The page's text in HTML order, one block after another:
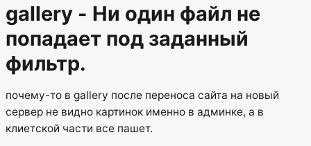
gallery - Ни один файл не
попадает под заданный
фильтр.
почему-то в gallery после переноса сайта на новый
сервер не видно картинок именно в админке, а в
клиетской части все пашет.